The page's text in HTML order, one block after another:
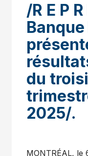
/R E P
du
2025/.
MONTRÉAL, le